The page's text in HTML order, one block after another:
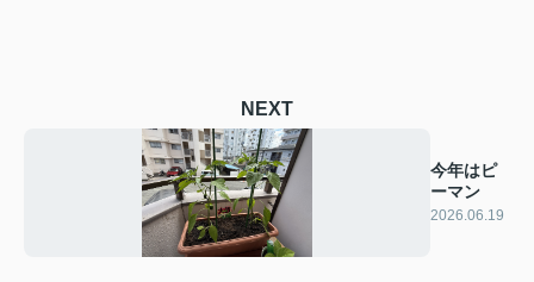
NEXT
今年はピ
ーマン
2026.06.19